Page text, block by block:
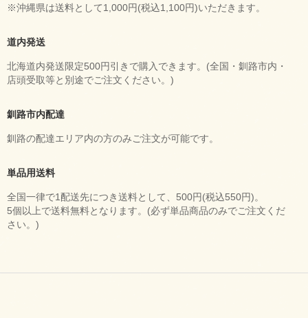
※沖縄県は送料として1,000円(税込1,100円)いただきます。
道内発送
北海道内発送限定500円引きで購入できます。(全国・釧路市内・
店頭受取等と別途でご注文ください。)
釧路市内配達
釧路の配達エリア内の方のみご注文が可能です。
単品用送料
全国一律で1配送先につき送料として、500円(税込550円)。
5個以上で送料無料となります。(必ず単品商品のみでご注文くだ
さい。)